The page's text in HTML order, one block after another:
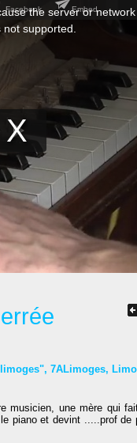
, 7ALimoges,
musicien, une mère qui
piano et devint .....prof de